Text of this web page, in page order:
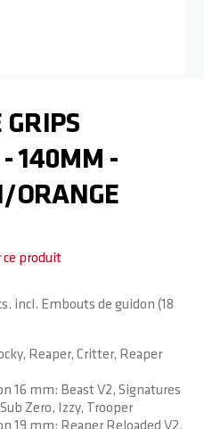
140MM -
ORANGE
ce produit
incl. Embouts de guidon (18
Reaper, Critter, Reaper
16 mm: Beast V2, Signatures
Zero, Izzy, Trooper